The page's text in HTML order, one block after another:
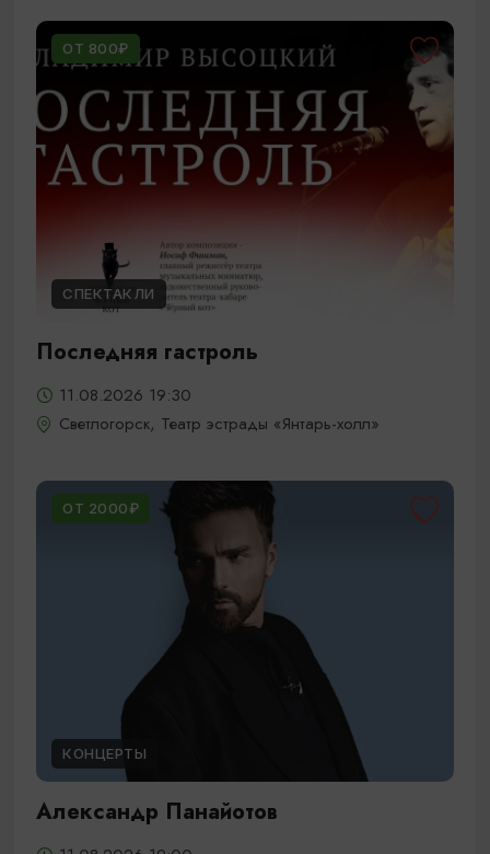
ОТ 800₽
СПЕКТАКЛИ
Последняя гастроль
11.08.2026 19:30
Светлогорск, Театр эстрады «Янтарь-холл»
ОТ 2000₽
КОНЦЕРТЫ
Александр Панайотов